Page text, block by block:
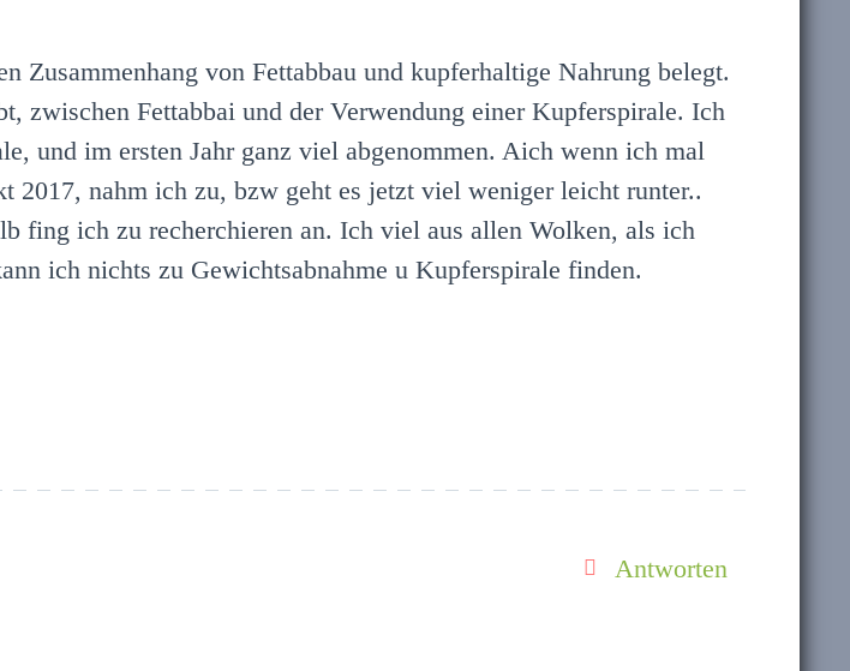
Zusammenhang von Fettabbau und kupferhaltige Nahrung belegt.
zwischen Fettabbai und der Verwendung einer Kupferspirale. Ich
und im ersten Jahr ganz viel abgenommen. Aich wenn ich mal
2017, nahm ich zu, bzw geht es jetzt viel weniger leicht runter..
fing ich zu recherchieren an. Ich viel aus allen Wolken, als ich
ich nichts zu Gewichtsabnahme u Kupferspirale finden.
Antworten